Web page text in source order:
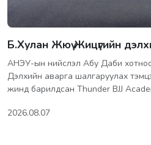
Б.Хулан Жюү Жицүгийн
АНЭУ-ын нийслэл Абу Даби
Дэлхийн аварга шалгаруулах
жинд барилдсан Thunder BJJ
2026.08.07